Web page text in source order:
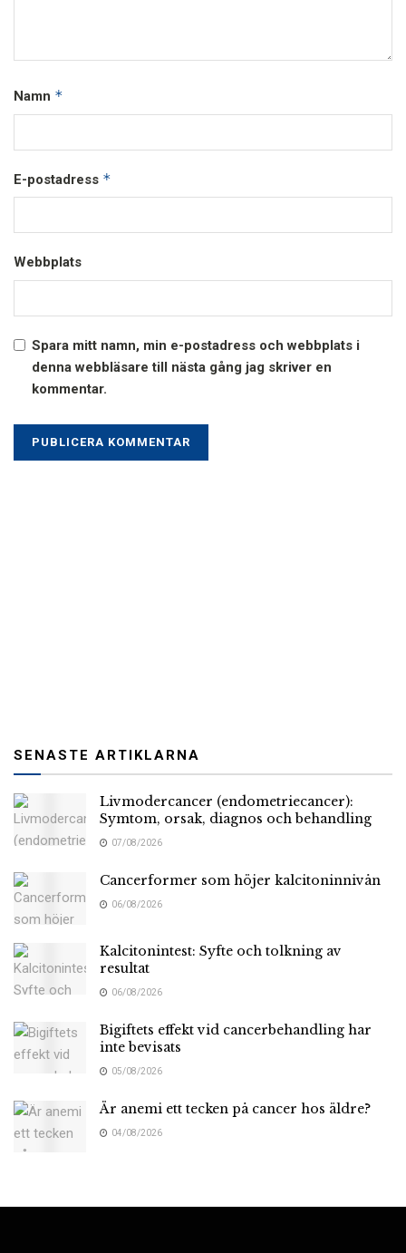
Namn *
E-postadress *
Webbplats
Spara mitt namn, min e-postadress och webbplats i
denna webbläsare till nästa gång jag skriver en
kommentar.
SENASTE ARTIKLARNA
Livmodercancer (endometriecancer):
Symtom, orsak, diagnos och behandling
07/08/2026
Cancerformer som höjer kalcitoninnivån
06/08/2026
Kalcitonintest: Syfte och tolkning av
resultat
06/08/2026
Bigiftets effekt vid cancerbehandling har
inte bevisats
05/08/2026
Är anemi ett tecken på cancer hos äldre?
04/08/2026